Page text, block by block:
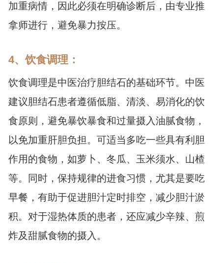
加重病情，因此必须在明确诊断后，由专业推
拿师进行，避免暴力按压。
4、饮食调理：
饮食调理是中医治疗胆结石的基础环节。中医
建议胆结石患者遵循低脂、清淡、易消化的饮
食原则，避免暴饮暴食和过量摄入油腻食物，
以免加重肝胆负担。可适当多吃一些具有利胆
作用的食物，如萝卜、冬瓜、玉米须水、山楂
等。同时，保持规律的进食习惯，尤其是要吃
早餐，有助于促进胆汁定时排空，减少胆汁淤
积。对于湿热体质的患者，还应减少辛辣、煎
炸及甜腻食物的摄入。